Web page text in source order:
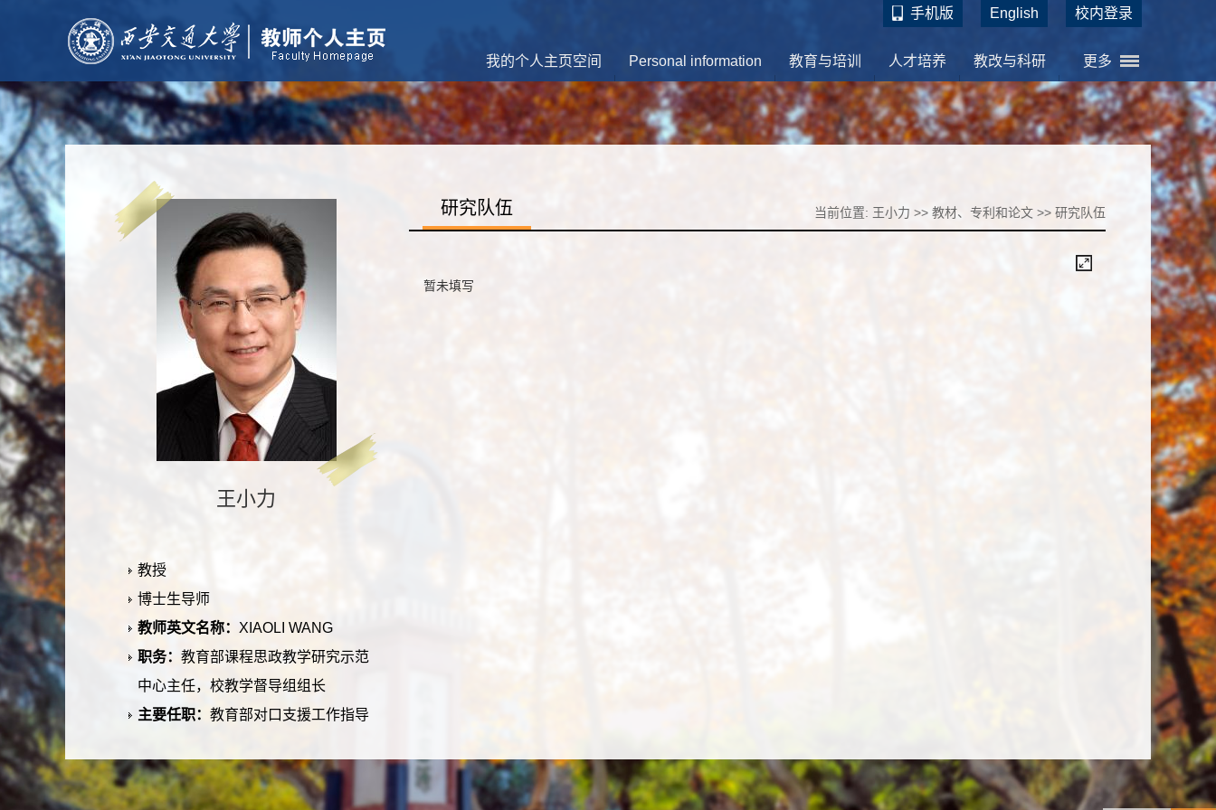
校内登录
English
手机版
我的个人主页空间 Personal information 教育与培训 人才培养 教改与科研 更多
王小力
教授
博士生导师
教师英文名称： XIAOLI WANG
职务： 教育部课程思政教学研究示范
中心主任，校教学督导组组长
主要任职： 教育部对口支援工作指导
拟教研室主任、教育部大学物理课程
教指委课程思政工作委员会主任、西
研究队伍 当前位置: 王小力 >> 教材、专利和论文 >> 研究队伍
暂未填写